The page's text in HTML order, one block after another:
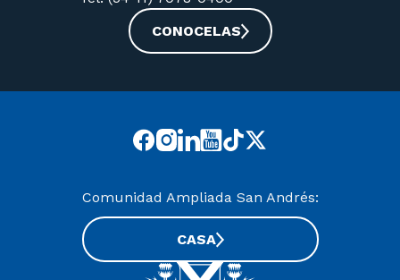
CONOCELAS
Comunidad Ampliada San Andrés:
CASA